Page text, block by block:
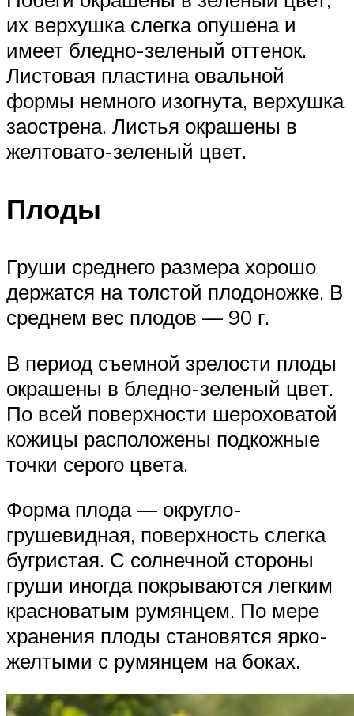
их верхушка слегка опушена и
имеет бледно-зеленый оттенок.
Листовая пластина овальной
формы немного изогнута, верхушка
заострена. Листья окрашены в
желтовато-зеленый цвет.
Плоды
Груши среднего размера хорошо
держатся на толстой плодоножке. В
среднем вес плодов — 90 г.
В период съемной зрелости плоды
окрашены в бледно-зеленый цвет.
По всей поверхности шероховатой
кожицы расположены подкожные
точки серого цвета.
Форма плода — округло-
грушевидная, поверхность слегка
бугристая. С солнечной стороны
груши иногда покрываются легким
красноватым румянцем. По мере
хранения плоды становятся ярко-
желтыми с румянцем на боках.